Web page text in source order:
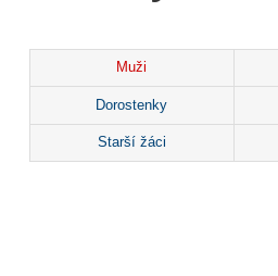
Muži
Dorostenky
Starší žáci